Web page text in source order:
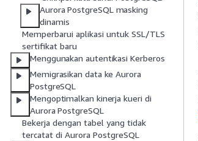
Aurora PostgreSQL masking
dinamis
Memperbarui aplikasi untuk SSL/TLS
sertifikat baru
Menggunakan autentikasi Kerberos
Memigrasikan data ke Aurora
PostgreSQL
Mengoptimalkan kinerja kueri di
Aurora PostgreSQL
Bekerja dengan tabel yang tidak
tercatat di Aurora PostgreSQL